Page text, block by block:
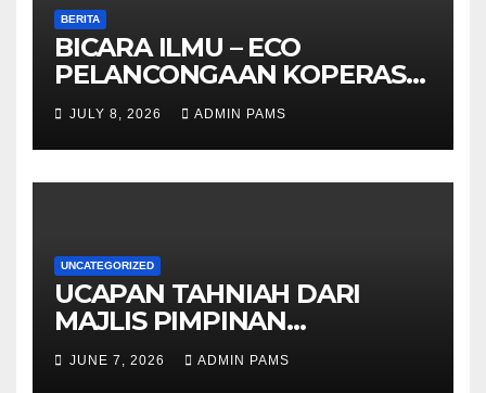
BERITA
BICARA ILMU – ECO
PELANCONGAAN KOPERASI –
DARI ALAM KE EKONOMI
KOMUNITI
JULY 8, 2026 ADMIN PAMS
UNCATEGORIZED
UCAPAN TAHNIAH DARI
MAJLIS PIMPINAN
TERTINGGI PAMS DAN
SELURUH WARGA
JUNE 7, 2026 ADMIN PAMS